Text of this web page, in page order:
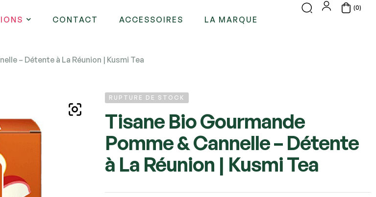
CONTACT ACCESSOIRES LA MARQUE
(0)
– Détente à La Réunion | Kusmi Tea
RUPTURE DE STOCK
Tisane Bio Gourmande
Pomme & Cannelle – Détente
à La Réunion | Kusmi Tea